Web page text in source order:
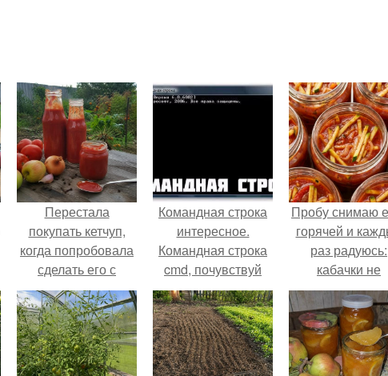
Перестала
покупать кетчуп,
когда попробовала
сделать его с
яблоками.
Командная строка
интересное.
Командная строка
cmd, почувствуй
себя хакером.
Пробу снимаю
горячей и
раз радуюсь:
кабачки не
соус
густым и
пикантным.